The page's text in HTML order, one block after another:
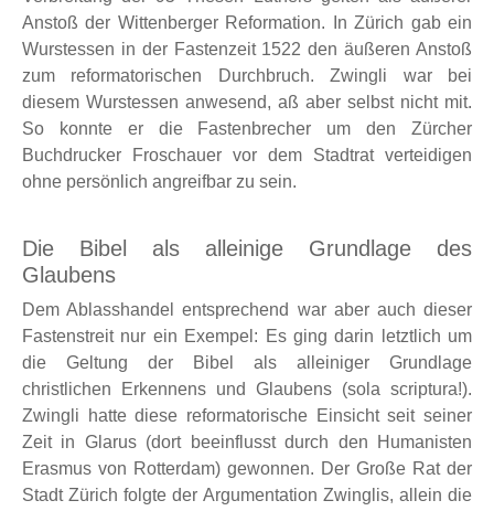
Anstoß der Wittenberger Reformation. In Zürich gab ein
Wurstessen in der Fastenzeit 1522 den äußeren Anstoß
zum reformatorischen Durchbruch. Zwingli war bei
diesem Wurstessen anwesend, aß aber selbst nicht mit.
So konnte er die Fastenbrecher um den Zürcher
Buchdrucker Froschauer vor dem Stadtrat verteidigen
ohne persönlich angreifbar zu sein.
Die Bibel als alleinige Grundlage des
Glaubens
Dem Ablasshandel entsprechend war aber auch dieser
Fastenstreit nur ein Exempel: Es ging darin letztlich um
die Geltung der Bibel als alleiniger Grundlage
christlichen Erkennens und Glaubens (sola scriptura!).
Zwingli hatte diese reformatorische Einsicht seit seiner
Zeit in Glarus (dort beeinflusst durch den Humanisten
Erasmus von Rotterdam) gewonnen. Der Große Rat der
Stadt Zürich folgte der Argumentation Zwinglis, allein die